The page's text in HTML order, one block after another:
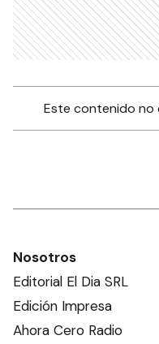
Este contenido
Nosotros
Editorial El Dia SRL
Edición Impresa
Ahora Cero Radio